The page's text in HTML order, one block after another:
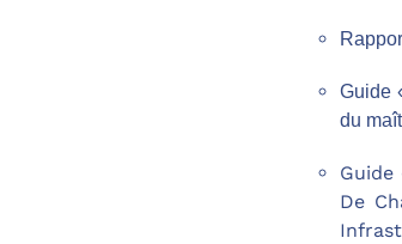
Guide
du
De